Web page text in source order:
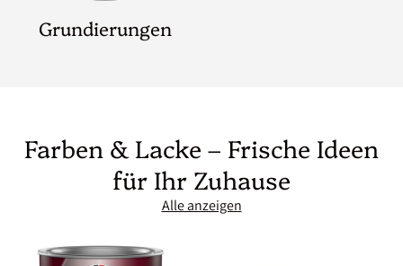
Grundierungen
Farben & Lacke – Frische Ideen
für Ihr Zuhause
Alle anzeigen